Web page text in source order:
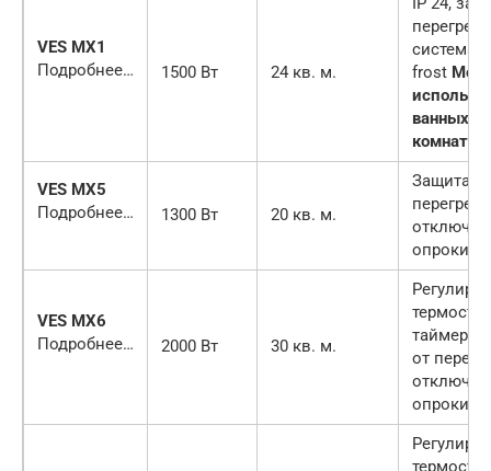
VES MX1
Подробнее…
1500 Вт 24 кв. м.
система
frost
ванных
комнатах!
VES MX5
Подробнее…
1300 Вт 20 кв. м.
Защита от
VES MX6
Подробнее…
2000 Вт 30 кв. м.
таймер,
от